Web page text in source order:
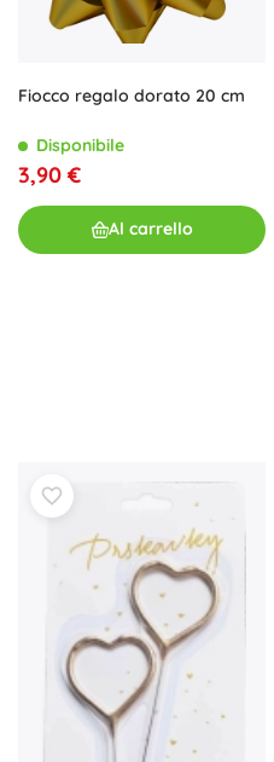
Fiocco regalo dorato 20 cm
Disponibile
3,90 €
Al carrello